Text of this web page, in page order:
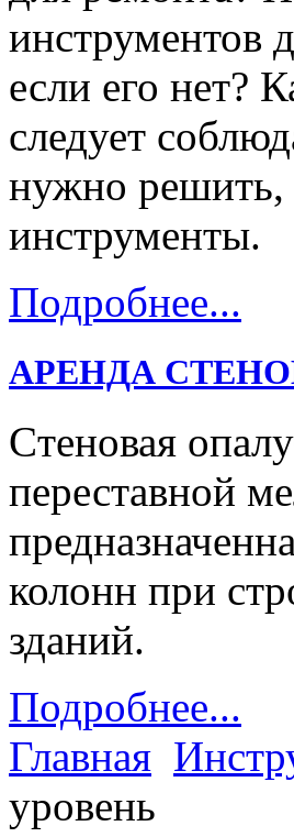
инструментов
если его нет?
следует
нужно решить,
инструменты.
Подробнее...
АРЕНДА
Cтеновая
переставной
колонн при
зданий.
Подробнее...
Главная
уровень